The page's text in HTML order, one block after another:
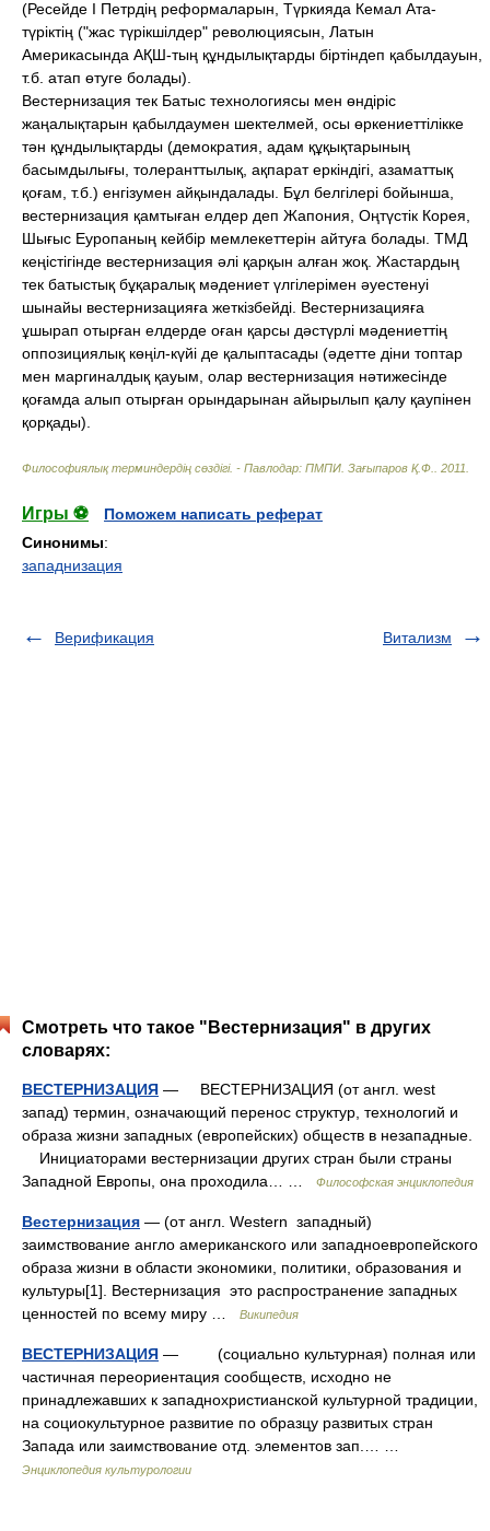
(Ресейде І Петрдің реформаларын, Түркияда Кемал Ата-
түріктің ("жас түрікшілдер" революциясын, Латын
Америкасында АҚШ-тың құндылықтарды біртіндеп қабылдауын,
т.б. атап өтуге болады).
Вестернизация тек Батыс технологиясы мен өндіріс
жаңалықтарын қабылдаумен шектелмей, осы өркениеттілікке
тән құндылықтарды (демократия, адам құқықтарының
басымдылығы, толеранттылық, ақпарат еркіндігі, азаматтық
қоғам, т.б.) енгізумен айқындалады. Бұл белгілері бойынша,
вестернизация қамтыған елдер деп Жапония, Оңтүстік Корея,
Шығыс Еуропаның кейбір мемлекеттерін айтуға болады. ТМД
кеңістігінде вестернизация әлі қарқын алған жоқ. Жастардың
тек батыстық бұқаралық мәдениет үлгілерімен әуестенуі
шынайы вестернизацияға жеткізбейді. Вестернизацияға
ұшырап отырған елдерде оған қарсы дәстүрлі мәдениеттің
оппозициялық көңіл-күйі де қалыптасады (әдетте діни топтар
мен маргиналдық қауым, олар вестернизация нәтижесінде
қоғамда алып отырған орындарынан айырылып қалу қаупінен
қорқады).
Философиялық терминдердің сөздігі. - Павлодар: ПМПИ Зағыпаров Қ.Ф. 2011
Игры ⚽
Поможем написать реферат
Синонимы:
западнизация
Верификация Витализм
Смотреть что такое "Вестернизация" в других
словарях:
ВЕСТЕРНИЗАЦИЯ — ВЕСТЕРНИЗАЦИЯ (от англ. west
запад) термин, означающий перенос структур, технологий и
образа жизни западных (европейских) обществ в незападные.
Инициаторами вестернизации других стран были страны
Западной Европы, она проходила… …
Философская энциклопедия
Вестернизация — (от англ. Western западный)
заимствование англо американского или западноевропейского
образа жизни в области экономики, политики, образования и
культуры[1]. Вестернизация это распространение западных
ценностей по всему миру …
Википедия
ВЕСТЕРНИЗАЦИЯ — (социально культурная) полная или
частичная переориентация сообществ, исходно не
принадлежавших к западнохристианской культурной традиции,
на социокультурное развитие по образцу развитых стран
Запада или заимствование отд. элементов зап.… …
Энциклопедия культурологии